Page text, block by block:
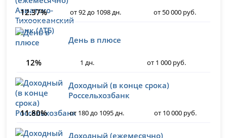
12.37%
от 92 до 1098 дн. от 50 000 руб.
День в плюсе
12% 1 дн. от 1 000 руб.
Доходный (в конце срока)
Россельхозбанк
11.80%
от 180 до 1095 дн. от 10 000 руб.
Доходный (ежемесячно)